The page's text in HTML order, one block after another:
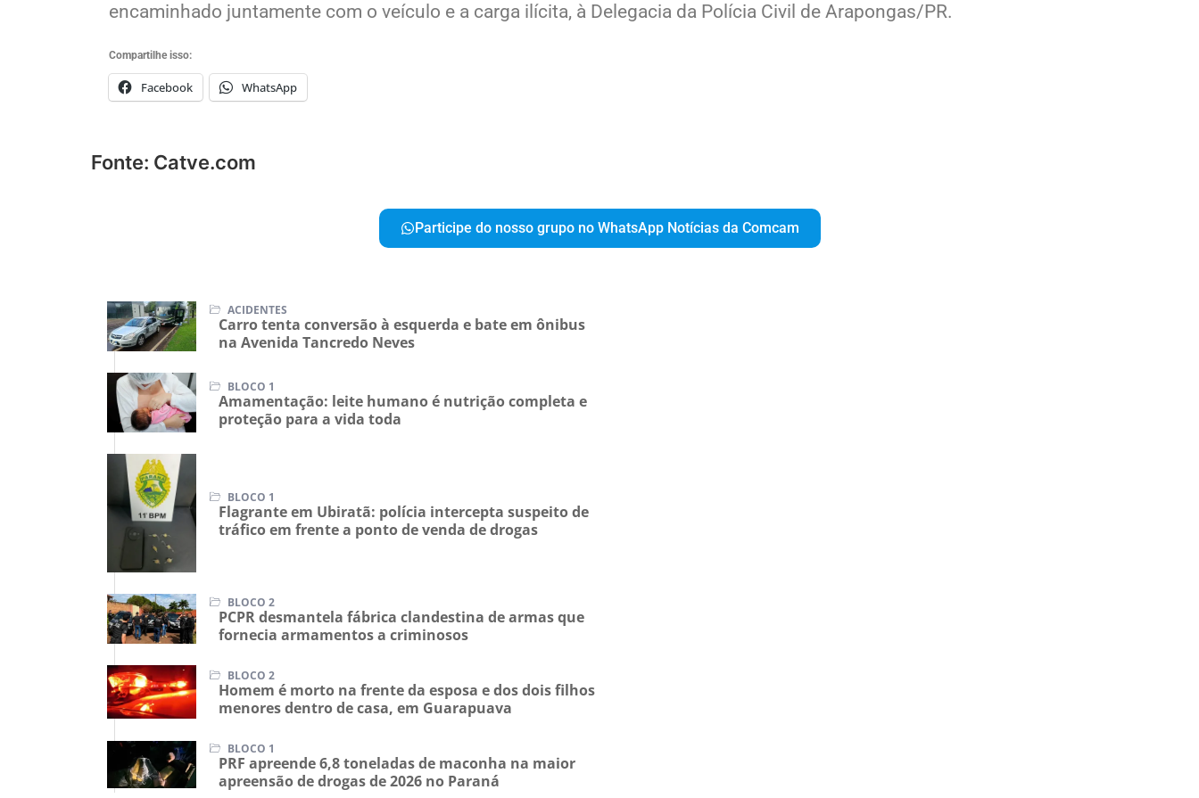
encaminhado juntamente com o veículo e a carga ilícita, à Delegacia da Polícia Civil de Arapongas/PR.
Compartilhe isso:
Facebook WhatsApp
Fonte: Catve.com
Participe do nosso grupo no WhatsApp Notícias da Comcam
ACIDENTES
Carro tenta conversão à esquerda e bate em ônibus
na Avenida Tancredo Neves
BLOCO 1
Amamentação: leite humano é nutrição completa e
proteção para a vida toda
BLOCO 1
Flagrante em Ubiratã: polícia intercepta suspeito de
tráfico em frente a ponto de venda de drogas
BLOCO 2
PCPR desmantela fábrica clandestina de armas que
fornecia armamentos a criminosos
BLOCO 2
Homem é morto na frente da esposa e dos dois filhos
menores dentro de casa, em Guarapuava
BLOCO 1
PRF apreende 6,8 toneladas de maconha na maior
apreensão de drogas de 2026 no Paraná